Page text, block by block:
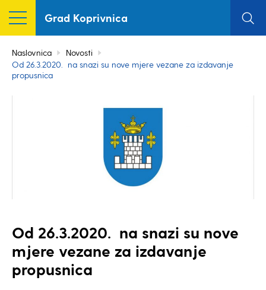
Grad Koprivnica
Naslovnica
Novosti
Od 26.3.2020. na snazi su nove mjere vezane za izdavanje
propusnica
Od 26.3.2020. na snazi su nove
mjere vezane za izdavanje
propusnica